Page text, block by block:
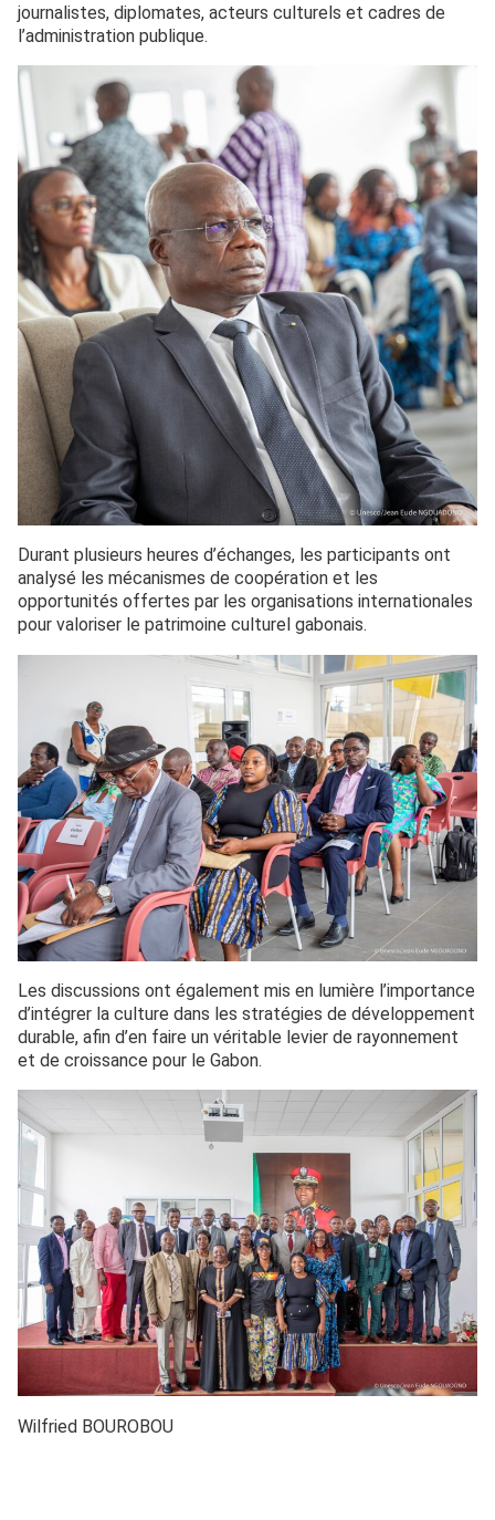
journalistes, diplomates, acteurs culturels et cadres de
l’administration publique.
Durant plusieurs heures d’échanges, les participants ont
analysé les mécanismes de coopération et les
opportunités offertes par les organisations internationales
pour valoriser le patrimoine culturel gabonais.
Les discussions ont également mis en lumière l’importance
d’intégrer la culture dans les stratégies de développement
durable, afin d’en faire un véritable levier de rayonnement
et de croissance pour le Gabon.
Wilfried BOUROBOU